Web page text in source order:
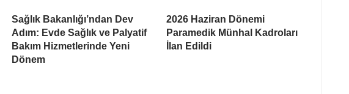
Sağlık Bakanlığı’ndan Dev
Adım: Evde Sağlık ve Palyatif
Bakım Hizmetlerinde Yeni
Dönem
2026 Haziran Dönemi
Paramedik Münhal Kadroları
İlan Edildi